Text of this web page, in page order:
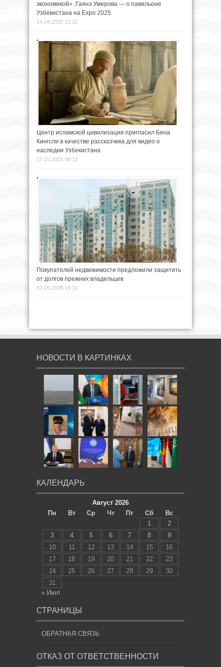
экономикой». Гаянэ Умерова — о павильоне
Узбекистана на Expo 2025
14.04.2025 12:21
Центр исламской цивилизации пригласил Бена
Кингсли в качестве рассказчика для видео о
наследии Узбекистана
17.10.2025 00:10
Покупателей недвижимоcти предложили защитить
от долгов прежних владельцев
07.05.2026 19:10
НОВОСТИ В КАРТИНКАХ
КАЛЕНДАРЬ
Август 2026
Пн
Вт Ср Чт Пт Сб
Вс
1
2
3
4 5 6 7 8
9
10
11 12 13 14 15
16
17
18 19 20 21 22
23
24
25 26 27 28 29
30
31
« Июл
СТРАНИЦЫ
ОБРАТНАЯ СВЯЗЬ
ОТКАЗ ОТ ОТВЕТСТВЕННОСТИ